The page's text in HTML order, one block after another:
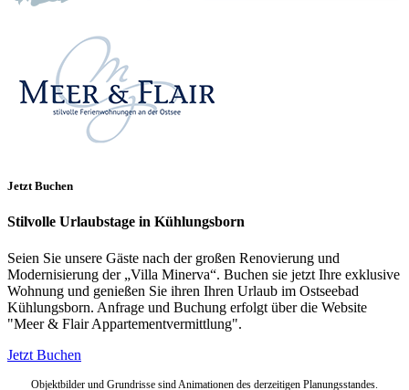
Jetzt Buchen
Stilvolle Urlaubstage in Kühlungsborn
Seien Sie unsere Gäste nach der großen Renovierung und
Modernisierung der „Villa Minerva“. Buchen sie jetzt Ihre exklusive
Wohnung und genießen Sie ihren Ihren Urlaub im Ostseebad
Kühlungsborn. Anfrage und Buchung erfolgt über die Website
"Meer & Flair Appartementvermittlung".
Jetzt Buchen
Objektbilder und Grundrisse sind Animationen des derzeitigen Planungsstandes.